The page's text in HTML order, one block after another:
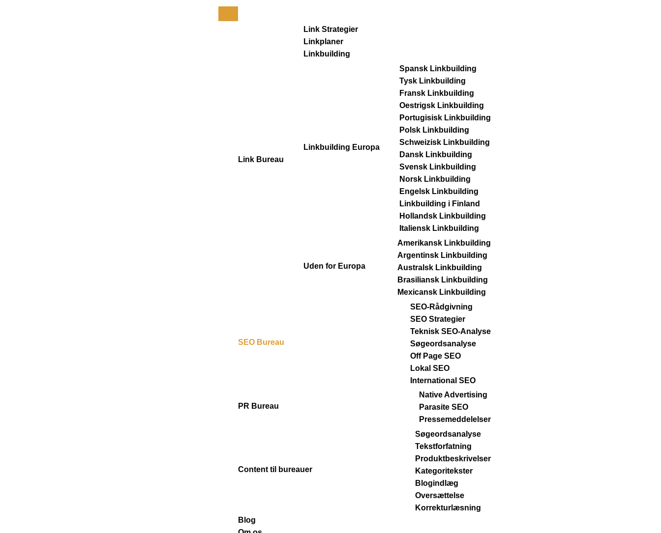
Link Bureau
Link Strategier
Linkplaner
Linkbuilding
Linkbuilding Europa
Spansk Linkbuilding
Tysk Linkbuilding
Fransk Linkbuilding
Oestrigsk Linkbuilding
Portugisisk Linkbuilding
Polsk Linkbuilding
Schweizisk Linkbuilding
Dansk Linkbuilding
Svensk Linkbuilding
Norsk Linkbuilding
Engelsk Linkbuilding
Linkbuilding i Finland
Hollandsk Linkbuilding
Italiensk Linkbuilding
Uden for Europa
Amerikansk Linkbuilding
Argentinsk Linkbuilding
Australsk Linkbuilding
Brasiliansk Linkbuilding
Mexicansk Linkbuilding
SEO Bureau
SEO-Rådgivning
SEO Strategier
Teknisk SEO-Analyse
Søgeordsanalyse
Off Page SEO
Lokal SEO
International SEO
PR Bureau
Native Advertising
Parasite SEO
Pressemeddelelser
Content til bureauer
Søgeordsanalyse
Tekstforfatning
Produktbeskrivelser
Kategoritekster
Blogindlæg
Oversættelse
Korrekturlæsning
Blog